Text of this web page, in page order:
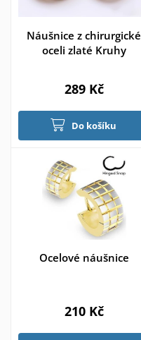
Náušnice z chirurgické
oceli zlaté Kruhy
289 Kč
Do košíku
Ocelové náušnice
210 Kč